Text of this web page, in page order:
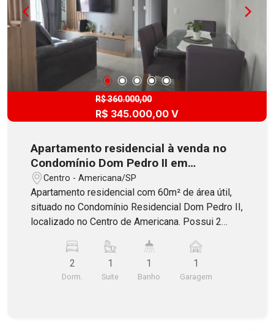
R$ 360.000,00
R$ 345.000,00 V
Apartamento residencial à venda no
Condomínio Dom Pedro II em
Americana
Centro - Americana/SP
Apartamento residencial com 60m² de área útil,
situado no Condomínio Residencial Dom Pedro II,
localizado no Centro de Americana. Possui 2
banheiro social, sala dois ambientes com painel
de TV, ar- condicionado e ventilador de teto,
sacada, cozinha integrada com armários,
2
Dorm.
1
Suite
1
Banho
1
Garagem